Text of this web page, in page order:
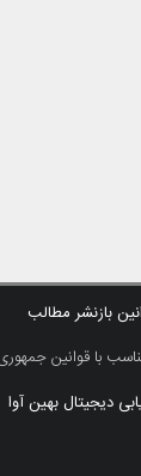
بازنشر مطالب
با قوانین
دیجیتال بهین آوا